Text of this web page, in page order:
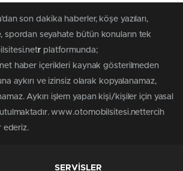
son dakika haberler, köşe yazıları,
spordan seyahate bütün konuların tek
r platformunda;
haber içerikleri kaynak gösterilmeden
aykırı ve izinsiz olarak kopyalanamaz,
Aykırı işlem yapan kişi/kişiler için yasal
www.otomobilsitesi.nettercih
ederiz.
SERVİSLER